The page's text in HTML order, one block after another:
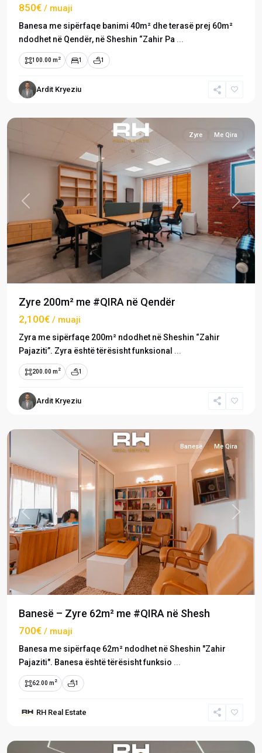
850€ / muaji
Banesa me sipërfaqe banimi 40m² dhe terasë prej 60m²
ndodhet në Qendër, në Sheshin “Zahir Pa ...
100.00 m 2 1 1
Ardit Kryeziu
Qendër,
Previous Next
Zyre Me Qira
Zyre 200m² me #QIRA në Qendër
2,100€ / muaji
Zyra me sipërfaqe 200m² ndodhet në Sheshin “Zahir
Pajaziti”. Zyra është tërësisht funksional ...
200.00 m 2 1
Ardit Kryeziu
Qendër,
Previous Next
Banesë Me Qira
Banesë – Zyre 62m² me #QIRA në Shesh
700€ / muaji
Banesa me sipërfaqe 62m² ndodhet në Sheshin "Zahir
Pajaziti". Banesa është tërësisht funksio ...
62.00 m 2 1
RH Real Estate
Qendër